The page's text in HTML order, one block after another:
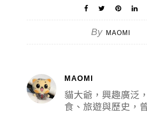
By MAOMI
MAOMI
貓大爺，興趣廣泛
食、旅遊與歷史，